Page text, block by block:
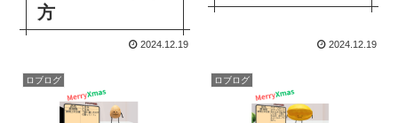
方
2024.12.19 2024.12.19
ロブログ ロブログ